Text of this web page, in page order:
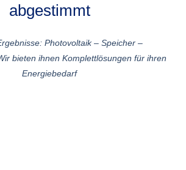
abgestimmt
Photovoltaik – Speicher –
bieten ihnen Komplettlösungen für ihren
Energiebedarf